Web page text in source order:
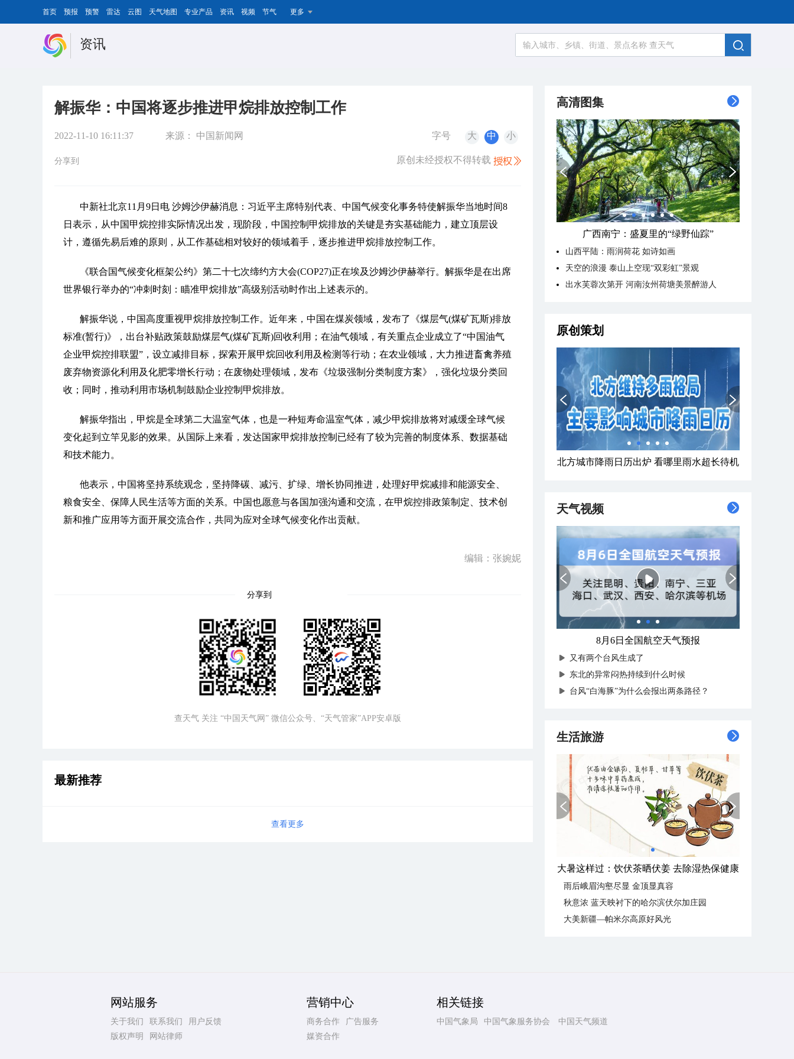
首页 预报 预警 雷达 云图 天气地图 专业产品 资讯 视频 节气 更多
资讯
解振华：中国将逐步推进甲烷排放控制工作
2022-11-10 16:11:37 来源： 中国新闻网 字号 大 中 小
分享到 原创未经授权不得转载
中新社北京11月9日电 沙姆沙伊赫消息：习近平主席特别代表、中国气候变化事务特使解振华当地时间8
日表示，从中国甲烷控排实际情况出发，现阶段，中国控制甲烷排放的关键是夯实基础能力，建立顶层设
计，遵循先易后难的原则，从工作基础相对较好的领域着手，逐步推进甲烷排放控制工作。
《联合国气候变化框架公约》第二十七次缔约方大会(COP27)正在埃及沙姆沙伊赫举行。解振华是在出席
世界银行举办的“冲刺时刻：瞄准甲烷排放”高级别活动时作出上述表示的。
解振华说，中国高度重视甲烷排放控制工作。近年来，中国在煤炭领域，发布了《煤层气(煤矿瓦斯)排放
标准(暂行)》，出台补贴政策鼓励煤层气(煤矿瓦斯)回收利用；在油气领域，有关重点企业成立了“中国油气
企业甲烷控排联盟”，设立减排目标，探索开展甲烷回收利用及检测等行动；在农业领域，大力推进畜禽养殖
废弃物资源化利用及化肥零增长行动；在废物处理领域，发布《垃圾强制分类制度方案》，强化垃圾分类回
收；同时，推动利用市场机制鼓励企业控制甲烷排放。
解振华指出，甲烷是全球第二大温室气体，也是一种短寿命温室气体，减少甲烷排放将对减缓全球气候
变化起到立竿见影的效果。从国际上来看，发达国家甲烷排放控制已经有了较为完善的制度体系、数据基础
和技术能力。
他表示，中国将坚持系统观念，坚持降碳、减污、扩绿、增长协同推进，处理好甲烷减排和能源安全、
粮食安全、保障人民生活等方面的关系。中国也愿意与各国加强沟通和交流，在甲烷控排政策制定、技术创
新和推广应用等方面开展交流合作，共同为应对全球气候变化作出贡献。
编辑：张婉妮
分享到
查天气 关注 “中国天气网” 微信公众号、“天气管家”APP安卓版
最新推荐
查看更多
高清图集
广西南宁：盛夏里的“绿野仙踪”
山西平陆：雨润荷花 如诗如画
天空的浪漫 泰山上空现“双彩虹”景观
出水芙蓉次第开 河南汝州荷塘美景醉游人
原创策划
北方城市降雨日历出炉 看哪里雨水超长待机
天气视频
8月6日全国航空天气预报
又有两个台风生成了
东北的异常闷热持续到什么时候
台风“白海豚”为什么会报出两条路径？
生活旅游
大暑这样过：饮伏茶晒伏姜 去除湿热保健康
雨后峨眉沟壑尽显 金顶显真容
秋意浓 蓝天映衬下的哈尔滨伏尔加庄园
大美新疆—帕米尔高原好风光
网站服务
关于我们 联系我们
用户反馈
版权声明
网站律师
营销中心
商务合作
广告服务
媒资合作
相关链接
中国气象局 中国气象服务协会 中国天气频道